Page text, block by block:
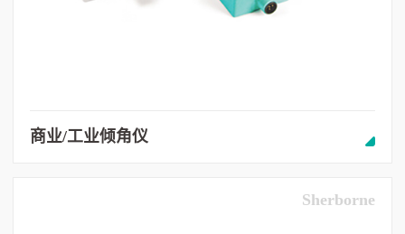
商业/工业倾角仪
Sherborne